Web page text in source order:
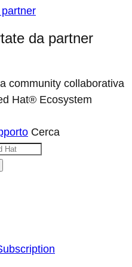
da partner
community collaborativa
Hat® Ecosystem
Cerca